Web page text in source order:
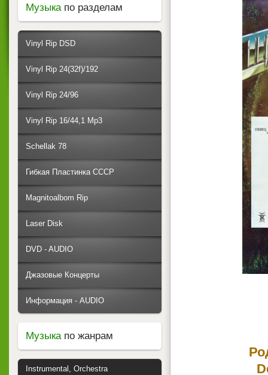
Музыка по разделам
Vinyl Rip DSD
Vinyl Rip 24(32f)/192
Vinyl Rip 24/96
Vinyl Rip 16/44,1 Mp3
Schellak 78
Гибкая Пластинка СССР
Magnitoalbom Rip
Laser Disk
DVD - AUDIO
Джазовые Концерты
Информация - AUDIO
Музыкапо жанрам
Instrumental, Orchestra